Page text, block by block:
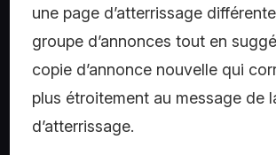
une page d’atterrissage
groupe d’annonces tout en
copie d’annonce nouvelle qui
plus étroitement au message de
d’atterrissage.